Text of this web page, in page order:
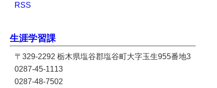
RSS
生涯学習課
〒329-2292 栃木県塩谷郡塩谷町大字玉生955番地3
0287-45-1113
0287-48-7502